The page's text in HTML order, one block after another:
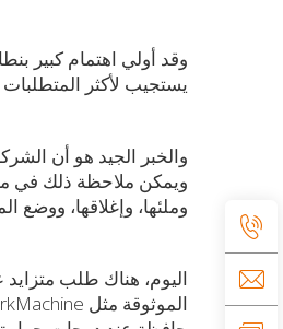
وقد أولي اهتمام كبير
يستجيب لأكثر المتطلبات
والخبر الجيد هو أن
ويمكن ملاحظة ذلك في
وملئها، وإغلاقها،
اليوم، هناك طلب متزايد